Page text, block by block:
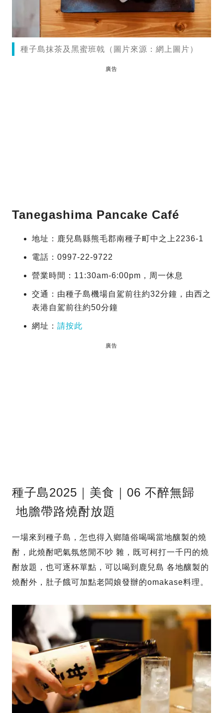
種子島抹茶及黑蜜班戟（圖片來源：網上圖片）
廣告
Tanegashima Pancake Café
地址：鹿兒島縣熊毛郡南種子町中之上2236-1
電話：0997-22-9722
營業時間：11:30am-6:00pm，周一休息
交通：由種子島機場自駕前往約32分鐘，由西之
表港自駕前往約50分鐘
網址： 請按此
廣告
種子島2025｜美食｜06 不醉無歸
地膽帶路燒酎放題
一場來到種子島，怎也得入鄉隨俗喝喝當地釀製的燒
酎，此燒酎吧氣氛悠閒不吵 雜，既可柯打一千円的燒
酎放題，也可逐杯單點，可以喝到鹿兒島 各地釀製的
燒酎外，肚子餓可加點老闆娘發辦的omakase料理。